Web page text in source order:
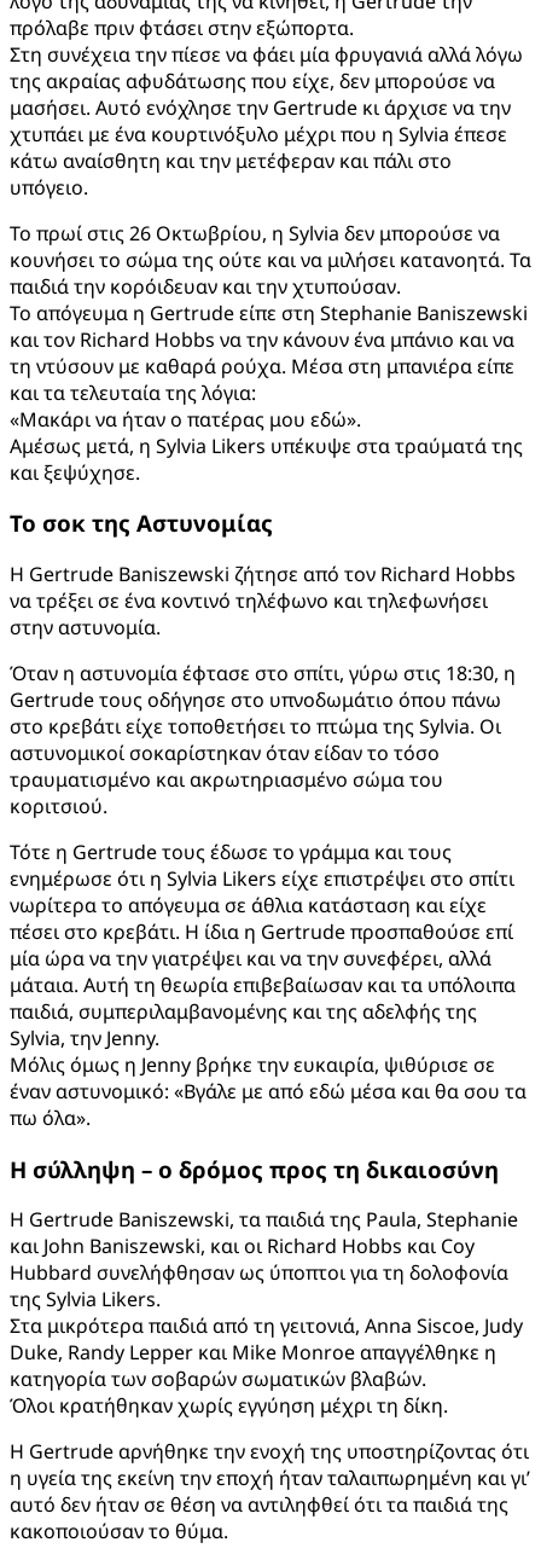
πρόλαβε πριν φτάσει στην εξώπορτα.
Στη συνέχεια την πίεσε να φάει μία φρυγανιά αλλά λόγω
της ακραίας αφυδάτωσης που είχε, δεν μπορούσε να
μασήσει. Αυτό ενόχλησε την Gertrude κι άρχισε να την
χτυπάει με ένα κουρτινόξυλο μέχρι που η Sylvia έπεσε
κάτω αναίσθητη και την μετέφεραν και πάλι στο
υπόγειο.
Το πρωί στις 26 Οκτωβρίου, η Sylvia δεν μπορούσε να
κουνήσει το σώμα της ούτε και να μιλήσει κατανοητά. Τα
παιδιά την κορόιδευαν και την χτυπούσαν.
Το απόγευμα η Gertrude είπε στη Stephanie Baniszewski
και τον Richard Hobbs να την κάνουν ένα μπάνιο και να
τη ντύσουν με καθαρά ρούχα. Μέσα στη μπανιέρα είπε
και τα τελευταία της λόγια:
«Μακάρι να ήταν ο πατέρας μου εδώ».
Αμέσως μετά, η Sylvia Likers υπέκυψε στα τραύματά της
και ξεψύχησε.
Το σοκ της Αστυνομίας
Η Gertrude Baniszewski ζήτησε από τον Richard Hobbs
να τρέξει σε ένα κοντινό τηλέφωνο και τηλεφωνήσει
στην αστυνομία.
Όταν η αστυνομία έφτασε στο σπίτι, γύρω στις 18:30, η
Gertrude τους οδήγησε στο υπνοδωμάτιο όπου πάνω
στο κρεβάτι είχε τοποθετήσει το πτώμα της Sylvia. Οι
αστυνομικοί σοκαρίστηκαν όταν είδαν το τόσο
τραυματισμένο και ακρωτηριασμένο σώμα του
κοριτσιού.
Τότε η Gertrude τους έδωσε το γράμμα και τους
ενημέρωσε ότι η Sylvia Likers είχε επιστρέψει στο σπίτι
νωρίτερα το απόγευμα σε άθλια κατάσταση και είχε
πέσει στο κρεβάτι. Η ίδια η Gertrude προσπαθούσε επί
μία ώρα να την γιατρέψει και να την συνεφέρει, αλλά
μάταια. Αυτή τη θεωρία επιβεβαίωσαν και τα υπόλοιπα
παιδιά, συμπεριλαμβανομένης και της αδελφής της
Sylvia, την Jenny.
Μόλις όμως η Jenny βρήκε την ευκαιρία, ψιθύρισε σε
έναν αστυνομικό: «Βγάλε με από εδώ μέσα και θα σου τα
πω όλα».
Η σύλληψη – ο δρόμος προς τη δικαιοσύνη
Η Gertrude Baniszewski, τα παιδιά της Paula, Stephanie
και John Baniszewski, και οι Richard Hobbs και Coy
Hubbard συνελήφθησαν ως ύποπτοι για τη δολοφονία
της Sylvia Likers.
Στα μικρότερα παιδιά από τη γειτονιά, Anna Siscoe, Judy
Duke, Randy Lepper και Mike Monroe απαγγέλθηκε η
κατηγορία των σοβαρών σωματικών βλαβών.
Όλοι κρατήθηκαν χωρίς εγγύηση μέχρι τη δίκη.
Η Gertrude αρνήθηκε την ενοχή της υποστηρίζοντας ότι
η υγεία της εκείνη την εποχή ήταν ταλαιπωρημένη και γι’
αυτό δεν ήταν σε θέση να αντιληφθεί ότι τα παιδιά της
κακοποιούσαν το θύμα.